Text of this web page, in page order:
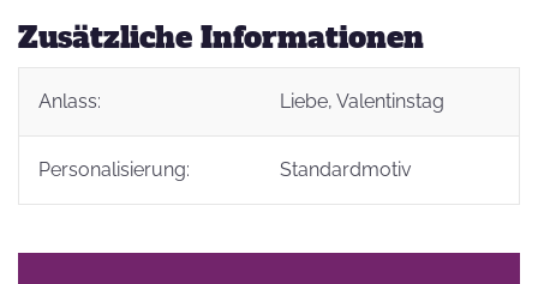
Zusätzliche Informationen
Anlass: Liebe, Valentinstag
Personalisierung: Standardmotiv